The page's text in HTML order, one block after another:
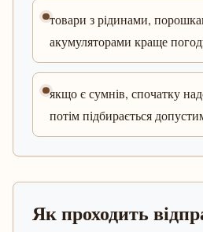
товари з рідинами,
акумуляторами краще
якщо є сумнів, спочатку
потім підбирається
Як проходить